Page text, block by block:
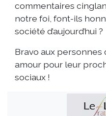
commentaires
notre foi, font-ils
société d’aujourd’hui ?
Bravo aux personnes
amour pour leur
sociaux !